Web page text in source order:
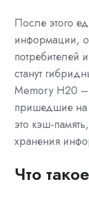
После этого
информации,
станут
Memory H20
пришедшие на
это кэш-
хранения
Что